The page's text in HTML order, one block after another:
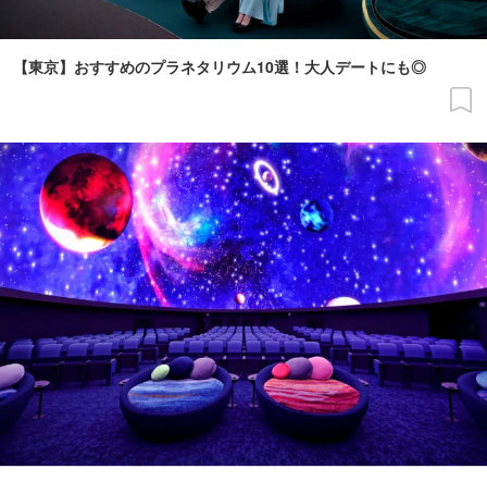
【東京】おすすめのプラネタリウム10選！大人デートにも◎